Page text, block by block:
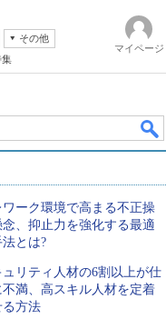
その他
集
マイページ
ワーク環境で高まる不正操
念、抑止力を強化する最適
法とは?
ュリティ人材の6割以上が仕
不満、高スキル人材を定着
る方法